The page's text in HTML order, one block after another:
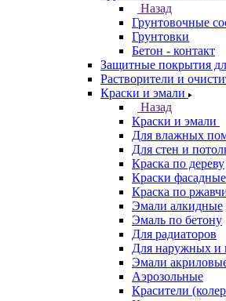
Назад
Грунтовочные
Грунтовки
Бетон - контакт
Защитные покрытия
Растворители и
Краски и эмали
Назад
Краски и эмали
Для влажных
Для стен и
Краска по дереву
Краски фасадные
Краска по
Эмали алкидные
Эмаль по бетону
Для радиаторов
Для наружных и
Эмали
Аэрозольные
Красители